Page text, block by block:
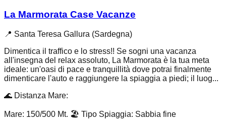
La Marmorata Case Vacanze
📍 Santa Teresa Gallura (Sardegna)
Dimentica il traffico e lo stress!! Se sogni una vacanza
all'insegna del relax assoluto, La Marmorata è la tua meta
ideale: un'oasi di pace e tranquillità dove potrai finalmente
dimenticare l'auto e raggiungere la spiaggia a piedi; il luog...
🌊 Distanza Mare:
Mare: 150/500 Mt. 🏖️ Tipo Spiaggia: Sabbia fine